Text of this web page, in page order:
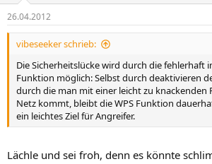
26.04.2012
vibeseeker schrieb:
Die Sicherheitslücke wird durch die fehlerhaft
Funktion möglich: Selbst durch deaktivieren
durch die man mit einer leicht zu knackenden
Netz kommt, bleibt die WPS Funktion
ein leichtes Ziel für Angreifer.
Lächle und sei froh, denn es könnte